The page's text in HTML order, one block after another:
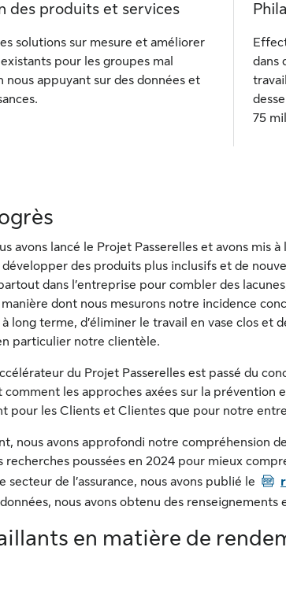
des produits et services
solutions sur mesure et améliorer
pour les groupes mal
nous appuyant sur des données et
dans
75
avons lancé le Projet Passerelles et avons mis
développer des produits plus inclusifs et de
dans l’entreprise pour combler des
dont nous mesurons notre incidence
long terme, d’éliminer le travail en vase clos et
particulier notre clientèle.
du Projet Passerelles est passé du
les approches axées sur la prévention
pour les Clients et Clientes que pour notre
nous avons approfondi notre compréhension
recherches poussées en 2024 pour mieux
secteur de l’assurance, nous avons publié le PDF
nous avons obtenu des
en matière de